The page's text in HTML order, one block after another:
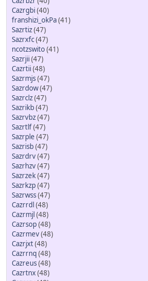
Cazrgbi(40)
franshizi_okPa(41)
Sazrtiz(47)
Sazrxfc(47)
ncotzswito(41)
Sazrjii(47)
Cazrtii(48)
Sazrmjs(47)
Sazrdow(47)
Sazrclz(47)
Sazrikb(47)
Sazrvbz(47)
Sazrtlf(47)
Sazrple (47)
Sazrisb(47)
Sazrdrv(47)
Sazrhzv(47)
Sazrzek(47)
Sazrkzp(47)
Sazrwss(47)
Cazrrdl (48)
Cazrmjl (48)
Cazrsop(48)
Cazrmev(48)
Cazrjxt(48)
Cazrrnq (48)
Cazreus(48)
Cazrtnx(48)